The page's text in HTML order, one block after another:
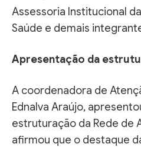
Assessoria Institucional
Saúde e demais
Apresentação da
A coordenadora de
Ednalva Araújo,
estruturação da Rede de
afirmou que o destaque